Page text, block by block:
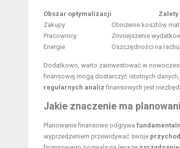
Obszar optymalizacji Zalety
Zakupy
Obniżenie kosztów
Pracownicy
Zmniejszenie
Energie
Oszczędności na
Dodatkowo, warto zainwestować w
finansowej mogą dostarczyć istotnych
regularnych analiz finansowych jest
Jakie znaczenie ma
Planowanie finansowe odgrywa
wyprzedzeniem przewidywać swoje